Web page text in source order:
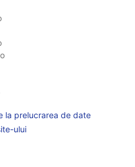
la prelucrarea de date
ului